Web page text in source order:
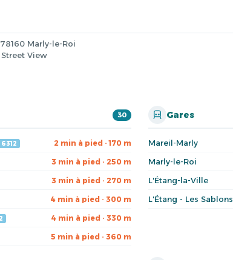
Marly-le-Roi
Street View
30
6312 2 min à pied · 170 m
3 min à pied · 250 m
3 min à pied · 270 m
4 min à pied · 300 m
4 min à pied · 330 m
5 min à pied · 360 m
Gares
Mareil-Marly
Marly-le-Roi
L'Étang-la-Ville
L'Étang - Les Sablons